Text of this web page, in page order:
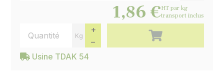
1,86 €HT par kg
transport inclus
Kg
+
−
Ajouter au panier
Usine TDAK 54